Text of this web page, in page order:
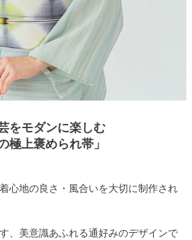
をモダンに楽しむ
極上褒められ帯」
心地の良さ・風合いを大切に制作され
、美意識あふれる通好みのデザインで